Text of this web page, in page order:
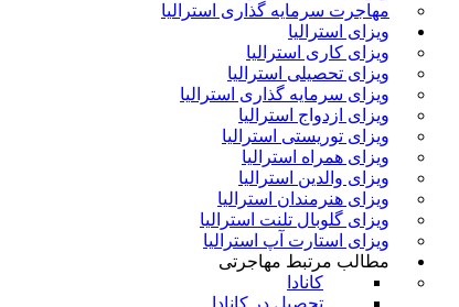
مهاجرت سرمایه گذاری استرالیا
ویزای استرالیا
ویزای کاری استرالیا
ویزای تحصیلی استرالیا
ویزای سرمایه گذاری استرالیا
ویزای ازدواج استرالیا
ویزای توریستی استرالیا
ویزای همراه استرالیا
ویزای والدین استرالیا
ویزای هنرمندان استرالیا
ویزای گلوبال تلنت استرالیا
ویزای استارت آپ استرالیا
مطالب مرتبط مهاجرتی
کانادا
تحصیل در کانادا